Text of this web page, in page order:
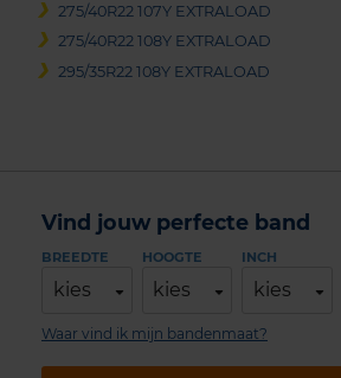
275/40R22 107Y EXTRALOAD
275/40R22 108Y EXTRALOAD
295/35R22 108Y EXTRALOAD
Vind jouw perfecte band
BREEDTE
kies
HOOGTE
kies
INCH
kies
Waar vind ik mijn bandenmaat?